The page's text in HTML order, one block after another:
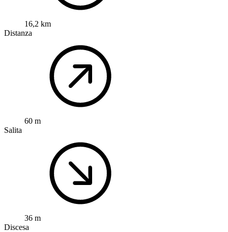
16,2 km
Distanza
60 m
Salita
36 m
Discesa